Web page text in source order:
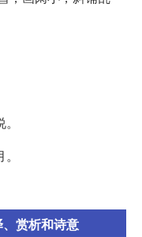
、赏析和诗意